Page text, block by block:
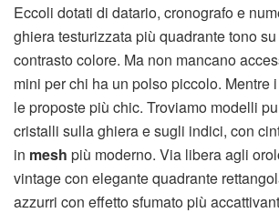
Eccoli dotati di datario, cronografo e
ghiera testurizzata più quadrante tono
contrasto colore. Ma non mancano
mini per chi ha un polso piccolo. Mentre
le proposte più chic. Troviamo modelli
cristalli sulla ghiera e sugli indici, con
in mesh più moderno. Via libera agli
vintage con elegante quadrante
azzurri con effetto sfumato più